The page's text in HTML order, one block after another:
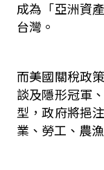
成為「亞洲資
台灣。
而美國關稅政
談及隱形冠軍
型，政府將挹
業、勞工、農